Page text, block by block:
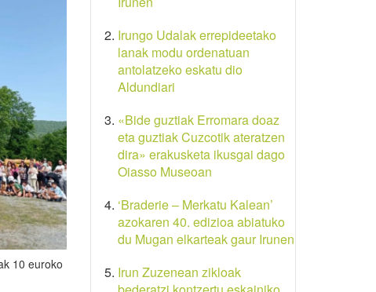
10 euroko
Irungo Udalak errepideetako
lanak modu ordenatuan
antolatzeko eskatu dio
Aldundiari
«Bide guztiak Erromara doaz
eta guztiak Cuzcotik ateratzen
dira» erakusketa ikusgai dago
Oiasso Museoan
‘Braderie – Merkatu Kalean’
azokaren 40. edizioa abiatuko
du Mugan elkarteak gaur Irunen
Irun Zuzenean zikloak